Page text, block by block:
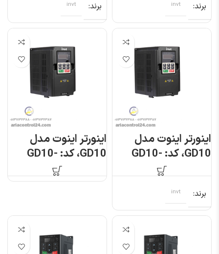
برند invt برند invt
اینورتر اینوت مدل
GD10، کد: GD10-
2R2G-4-B
برند invt
اینورتر اینوت مدل
GD10، کد: GD10-
2R2G-S2-B